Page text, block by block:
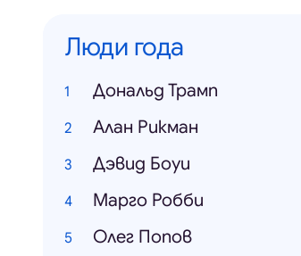
Люди года
Дональд Трамп
Алан Рикман
Дэвид Боуи
Марго Робби
Олег Попов